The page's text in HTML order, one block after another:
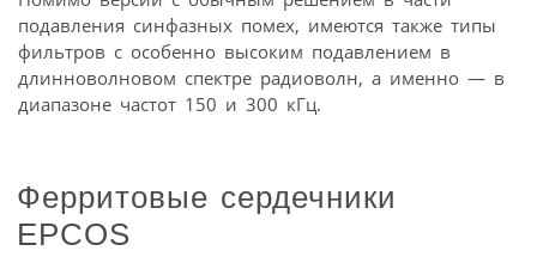
подавления синфазных помех, имеются также типы
фильтров с особенно высоким подавлением в
длинноволновом спектре радиоволн, а именно — в
диапазоне частот 150 и 300 кГц.
Ферритовые сердечники
EPCOS